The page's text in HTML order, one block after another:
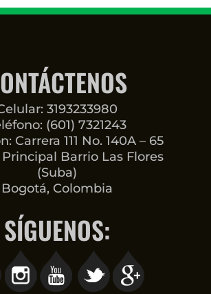
3193233980
(601) 7321243
Carrera 111 No. 140A – 65
Barrio Las Flores
(Suba)
Bogotá, Colombia
SÍGUENOS: